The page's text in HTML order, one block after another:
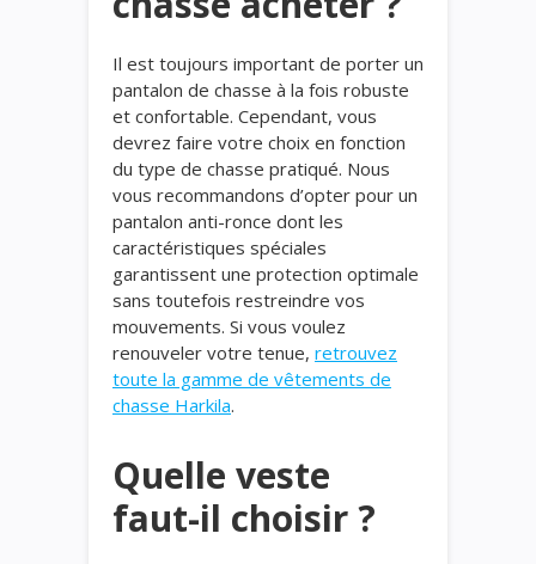
Il est toujours important de porter un
pantalon de chasse à la fois robuste
et confortable. Cependant, vous
devrez faire votre choix en fonction
du type de chasse pratiqué. Nous
vous recommandons d’opter pour un
pantalon anti-ronce dont les
caractéristiques spéciales
garantissent une protection optimale
sans toutefois restreindre vos
mouvements. Si vous voulez
renouveler votre tenue, retrouvez
toute la gamme de vêtements de
chasse Harkila.
Quelle veste
faut-il choisir ?